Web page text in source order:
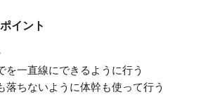
イント
を一直線にできるように行う
落ちないように体幹も使って行う